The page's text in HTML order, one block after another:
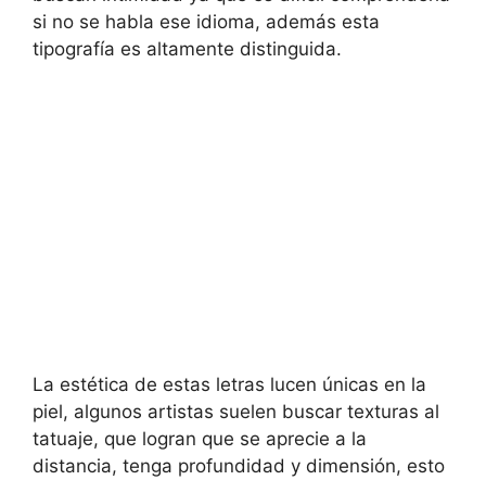
si no se habla ese idioma, además esta
tipografía es altamente distinguida.
La estética de estas letras lucen únicas en la
piel, algunos artistas suelen buscar texturas al
tatuaje, que logran que se aprecie a la
distancia, tenga profundidad y dimensión, esto